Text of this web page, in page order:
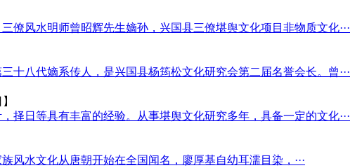
风水明师曾昭辉先生嫡孙，兴国县三僚堪舆文化项目非物质文化···
八代嫡系传人，是兴国县杨筠松文化研究会第二届名誉会长。曾···
日等具有丰富的经验。从事堪舆文化研究多年，具备一定的文化···
风水文化从唐朝开始在全国闻名，廖厚基自幼耳濡目染，···